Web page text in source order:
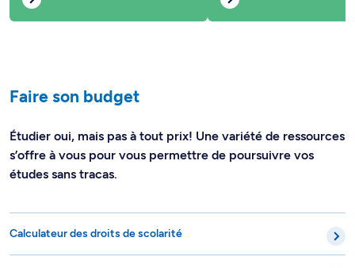
Faire son budget
Étudier oui, mais pas à tout prix! Une variété de ressources
s’offre à vous pour vous permettre de poursuivre vos
études sans tracas.
Calculateur des droits de scolarité